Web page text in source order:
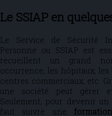
Le SSIAP en
Le Service de Sécurité
Personne ou SSIAP est
recueillent un grand
occurrence, les hôpitaux, les
centres commerciaux, etc.
une société peut gérer
Seulement, pour devenir
faut suivre une